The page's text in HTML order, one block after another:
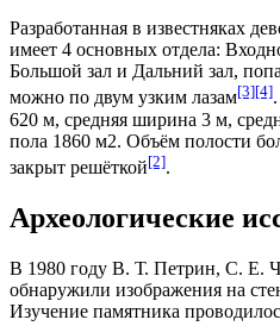
Разработанная в известняках
имеет 4 основных отдела:
Большой зал и Дальний зал,
можно по двум узким лазам[3][4]
620 м, средняя ширина 3 м,
пола 1860 м2. Объём полости
закрыт решёткой[2].
Археологические
В 1980 году В. Т. Петрин, С. Е.
обнаружили изображения на
Изучение памятника